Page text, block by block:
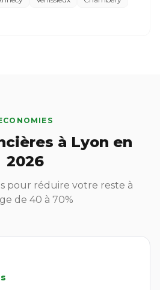
à Lyon en
2026
pour réduire votre reste à
de 40 à 70%